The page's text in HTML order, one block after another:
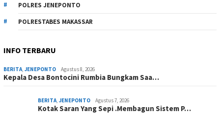
POLRES JENEPONTO
POLRESTABES MAKASSAR
INFO TERBARU
BERITA, JENEPONTO Agustus 8, 2026
Kepala Desa Bontocini Rumbia Bungkam Saa…
BERITA, JENEPONTO Agustus 7, 2026
Kotak Saran Yang Sepi .Membagun Sistem P…